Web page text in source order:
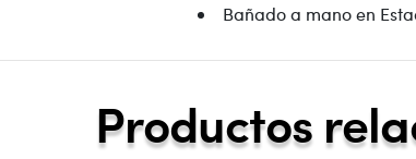
Bañado a mano en
Productos